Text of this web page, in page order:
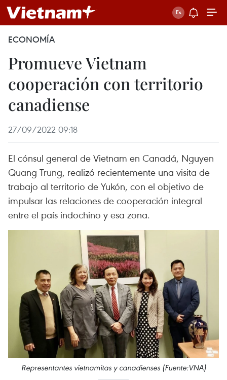
ECONOMÍA
Promueve Vietnam
cooperación con territorio
canadiense
27/09/2022 09:18
El cónsul general de Vietnam en Canadá, Nguyen
Quang Trung, realizó recientemente una visita de
trabajo al territorio de Yukón, con el objetivo de
impulsar las relaciones de cooperación integral
entre el país indochino y esa zona.
Representantes vietnamitas y canadienses (Fuente:VNA)